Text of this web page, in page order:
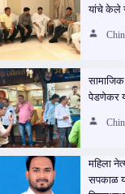
यांचे केले
सामाजिक
पेडणेकर
महिला
सपकाळ